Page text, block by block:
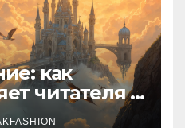
как
читателя и